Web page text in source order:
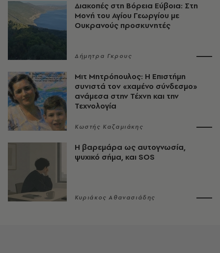
Διακοπές στη Βόρεια Εύβοια: Στη
Μονή του Αγίου Γεωργίου με
Ουκρανούς προσκυνητές
Δήμητρα Γκρους
Μιτ Μητρόπουλος: Η Επιστήμη
συνιστά τον «χαμένο σύνδεσμο»
ανάμεσα στην Τέχνη και την
Τεχνολογία
Κωστής Καζαμιάκης
Η βαρεμάρα ως αυτογνωσία,
ψυχικό σήμα, και SOS
Κυριάκος Αθανασιάδης